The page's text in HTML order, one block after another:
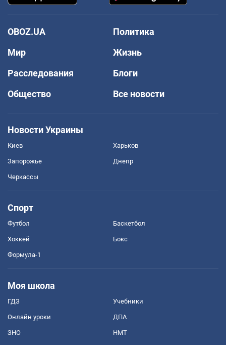
OBOZ.UA
Политика
Мир
Жизнь
Расследования
Блоги
Общество
Все новости
Новости Украины
Киев Харьков
Запорожье Днепр
Черкассы
Спорт
Футбол Баскетбол
Хоккей Бокс
Формула-1
Моя школа
ГДЗ Учебники
Онлайн уроки ДПА
ЗНО НМТ